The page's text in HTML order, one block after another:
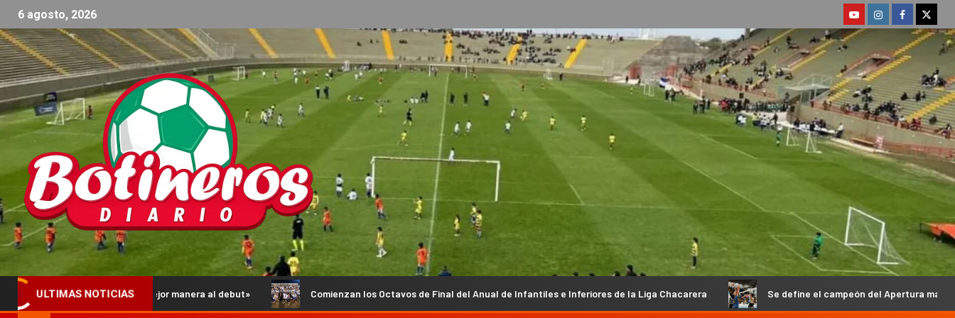
6 agosto, 2026
ULTIMAS NOTICIAS
de la mejor manera al debut» Comienzan los Octavos de Final del Anual de Infantiles e Inferiores de la Liga Chacarera Se define el campeón del Apertura masculino de la Federación